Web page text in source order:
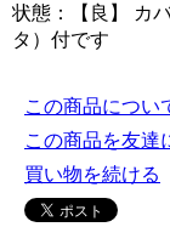
状態：【良】 カ
タ）付です
この商品につい
この商品を友達
買い物を続ける